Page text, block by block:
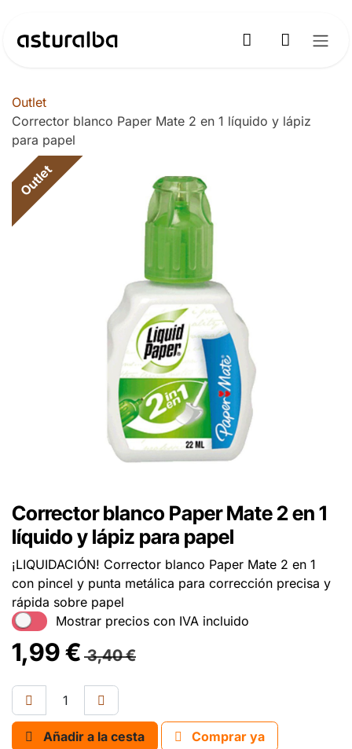
Outlet
Corrector blanco Paper Mate 2 en 1 líquido y lápiz
para papel
Outlet
Corrector blanco Paper Mate 2 en 1
líquido y lápiz para papel
¡LIQUIDACIÓN! Corrector blanco Paper Mate 2 en 1
con pincel y punta metálica para corrección precisa y
rápida sobre papel
Mostrar precios con IVA incluido
1,99€ 3,40€
Añadir a la cesta
Comprar ya